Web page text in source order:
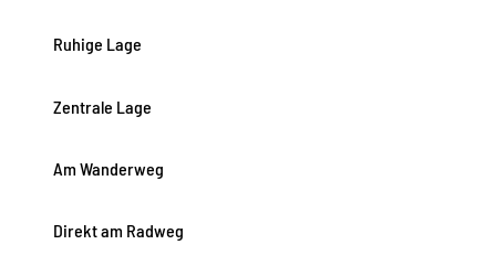
Ruhige Lage
Zentrale Lage
Am Wanderweg
Direkt am Radweg